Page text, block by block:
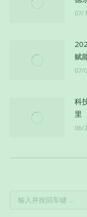
07/
赋
07/
科
里
06/
Search: